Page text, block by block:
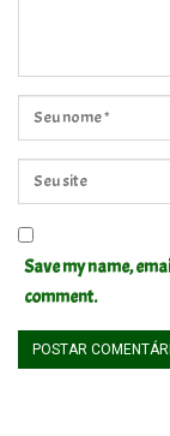
Save my name,
comment.